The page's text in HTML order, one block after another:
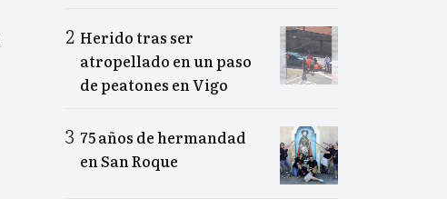
Herido tras ser
atropellado en un paso
de peatones en Vigo
75 años de hermandad
en San Roque